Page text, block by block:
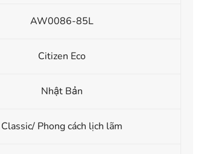
- Bảo hành 24 tháng chính
AW0086-85L
Citizen Eco
Nhật Bản
Classic/ Phong cách lịch lãm